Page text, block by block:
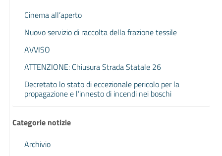
Cinema all’aperto
Nuovo servizio di raccolta della frazione tessile
AVVISO
ATTENZIONE: Chiusura Strada Statale 26
Decretato lo stato di eccezionale pericolo per la
propagazione e l’innesto di incendi nei boschi
Categorie notizie
Archivio